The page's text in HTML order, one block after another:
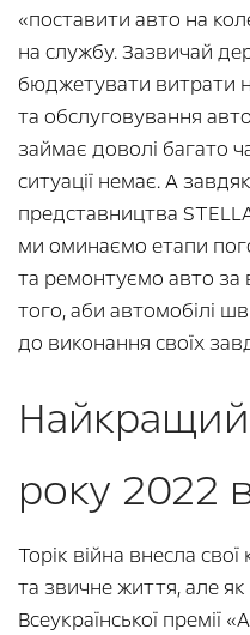
«поставити авто на
на службу. Зазвичай
бюджетувати витрати
та обслуговування
займає доволі багато
ситуації немає. А
представництва
ми оминаємо етапи
та ремонтуємо авто за
того, аби автомобілі
до виконання своїх
року 2022
Торік війна внесла
та звичне життя, але як
Всеукраїнської премії